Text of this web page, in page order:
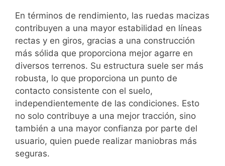
En términos de rendimiento, las ruedas macizas
contribuyen a una mayor estabilidad en líneas
rectas y en giros, gracias a una construcción
más sólida que proporciona mejor agarre en
diversos terrenos. Su estructura suele ser más
robusta, lo que proporciona un punto de
contacto consistente con el suelo,
independientemente de las condiciones. Esto
no solo contribuye a una mejor tracción, sino
también a una mayor confianza por parte del
usuario, quien puede realizar maniobras más
seguras.